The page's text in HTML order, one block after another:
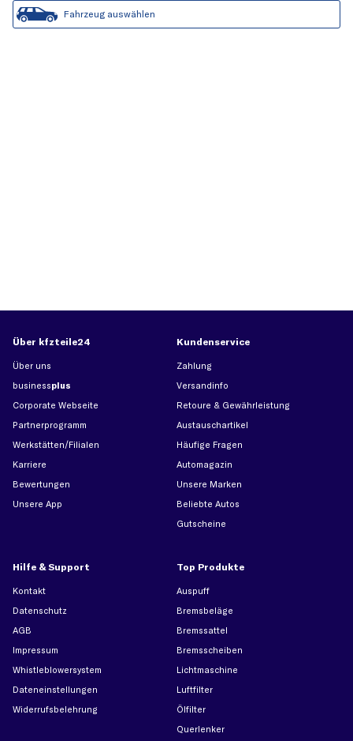
Fahrzeug auswählen
Über kfzteile24
Über uns
businessplus
Corporate Webseite
Partnerprogramm
Werkstätten/Filialen
Karriere
Bewertungen
Unsere App
Kundenservice
Zahlung
Versandinfo
Retoure & Gewährleistung
Austauschartikel
Häufige Fragen
Automagazin
Unsere Marken
Beliebte Autos
Gutscheine
Hilfe & Support
Kontakt
Datenschutz
AGB
Impressum
Whistleblowersystem
Dateneinstellungen
Widerrufsbelehrung
Top Produkte
Auspuff
Bremsbeläge
Bremssattel
Bremsscheiben
Lichtmaschine
Luftfilter
Ölfilter
Querlenker